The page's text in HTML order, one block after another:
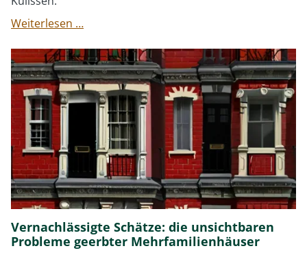
Weiterlesen …Rebalancing:
&
Renditeoptimierung
Vernachlässigte Schätze: die unsichtbaren
Probleme geerbter Mehrfamilienhäuser